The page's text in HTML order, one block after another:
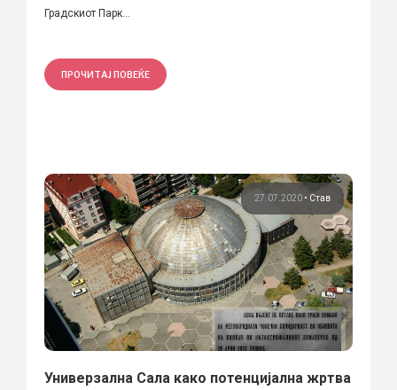
Градскиот Парк...
ПРОЧИТАЈ ПОВЕЌЕ
27.07.2020 • Став
Универзална Сала како потенцијална жртва